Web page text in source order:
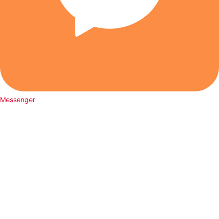
Messenger